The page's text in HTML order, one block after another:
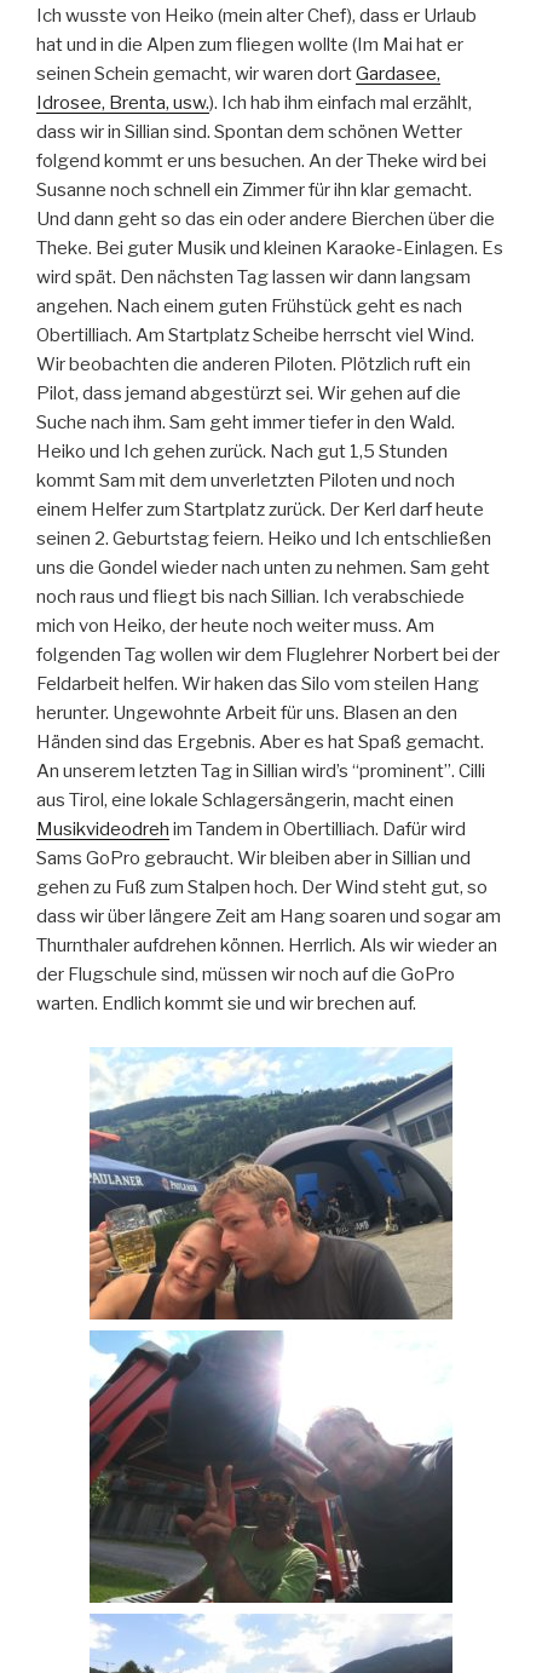
Ich wusste von Heiko (mein alter Chef), dass er Urlaub
hat und in die Alpen zum fliegen wollte (Im Mai hat er
seinen Schein gemacht, wir waren dortGardasee,
Idrosee, Brenta, usw.). Ich hab ihm einfach mal erzählt,
dass wir in Sillian sind. Spontan dem schönen Wetter
folgend kommt er uns besuchen. An der Theke wird bei
Susanne noch schnell ein Zimmer für ihn klar gemacht.
Und dann geht so das ein oder andere Bierchen über die
Theke. Bei guter Musik und kleinen Karaoke-Einlagen. Es
wird spät. Den nächsten Tag lassen wir dann langsam
angehen. Nach einem guten Frühstück geht es nach
Obertilliach. Am Startplatz Scheibe herrscht viel Wind.
Wir beobachten die anderen Piloten. Plötzlich ruft ein
Pilot, dass jemand abgestürzt sei. Wir gehen auf die
Suche nach ihm. Sam geht immer tiefer in den Wald.
Heiko und Ich gehen zurück. Nach gut 1,5 Stunden
kommt Sam mit dem unverletzten Piloten und noch
einem Helfer zum Startplatz zurück. Der Kerl darf heute
seinen 2. Geburtstag feiern. Heiko und Ich entschließen
uns die Gondel wieder nach unten zu nehmen. Sam geht
noch raus und fliegt bis nach Sillian. Ich verabschiede
mich von Heiko, der heute noch weiter muss. Am
folgenden Tag wollen wir dem Fluglehrer Norbert bei der
Feldarbeit helfen. Wir haken das Silo vom steilen Hang
herunter. Ungewohnte Arbeit für uns. Blasen an den
Händen sind das Ergebnis. Aber es hat Spaß gemacht.
An unserem letzten Tag in Sillian wird’s “prominent”. Cilli
aus Tirol, eine lokale Schlagersängerin, macht einen
Musikvideodreh im Tandem in Obertilliach. Dafür wird
Sams GoPro gebraucht. Wir bleiben aber in Sillian und
gehen zu Fuß zum Stalpen hoch. Der Wind steht gut, so
dass wir über längere Zeit am Hang soaren und sogar am
Thurnthaler aufdrehen können. Herrlich. Als wir wieder an
der Flugschule sind, müssen wir noch auf die GoPro
warten. Endlich kommt sie und wir brechen auf.